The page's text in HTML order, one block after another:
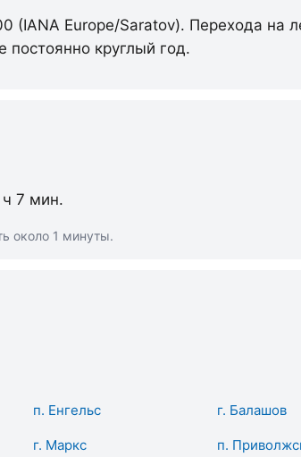
(IANA Europe/Saratov). Перехода на
круглый год.
ч 7 мин.
около 1 минуты.
п. Енгельс г. Балашов
г. Маркс п.